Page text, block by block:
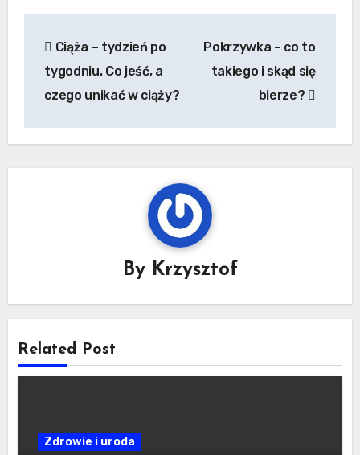
wpisu
Ciąża – tydzień po
tygodniu. Co jeść, a
czego unikać w ciąży?
Pokrzywka – co to
takiego i skąd się
bierze?
By Krzysztof
Related Post
Zdrowie i uroda